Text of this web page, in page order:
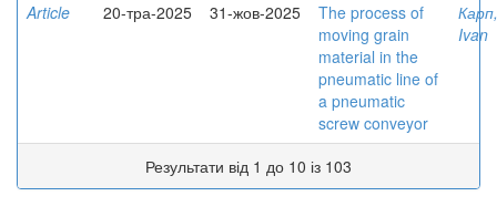
Article
20-тра-2025 31-жов-2025
The process of
moving grain
material in the
pneumatic line of
a pneumatic
screw conveyor
Ivan
Результати від 1 до 10 із 103